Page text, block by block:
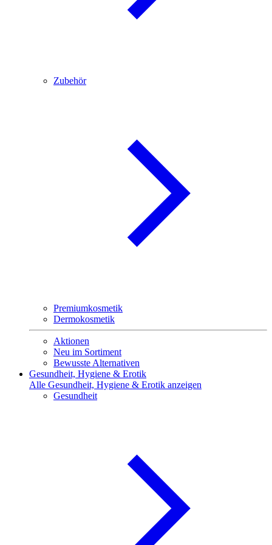
Zubehör
Premiumkosmetik
Dermokosmetik
Aktionen
Neu im Sortiment
Bewusste Alternativen
Gesundheit, Hygiene & Erotik
Alle Gesundheit, Hygiene & Erotik anzeigen
Gesundheit